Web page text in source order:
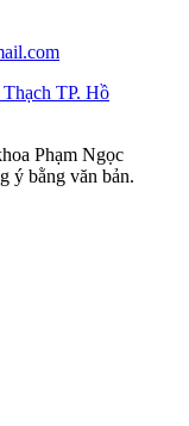
TP. Hồ
Phạm Ngọc
ý bằng văn bản.